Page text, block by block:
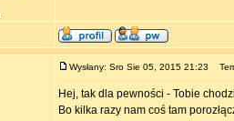
Wysłany: Sro Sie 05, 2015 21:23
Hej, tak dla pewności - Tobie
Bo kilka razy nam coś tam